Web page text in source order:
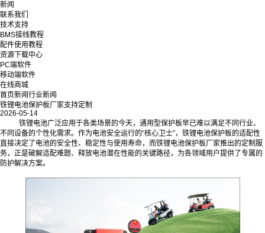
新闻
联系我们
技术支持
BMS接线教程
配件使用教程
资源下载中心
PC端软件
移动端软件
在线商城
首页新闻行业新闻
铁锂电池保护板厂家支持定制
2026-05-14
铁锂电池广泛应用于各类场景的今天，通用型保护板早已难以满足不同行业、
不同设备的个性化需求。作为电池安全运行的“核心卫士”，铁锂电池保护板的适配性
直接决定了电池的安全性、稳定性与使用寿命，而铁锂电池保护板厂家推出的定制服
务，正是破解适配难题、释放电池潜在性能的关键路径，为各领域用户提供了专属的
防护解决方案。